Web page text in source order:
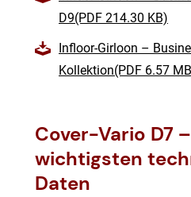
D9(PDF 214.30 KB)
Infloor-Girloon –
Kollektion(PDF 6.57
Cover-Vario D7
wichtigsten
Daten